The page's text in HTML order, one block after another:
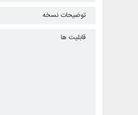
توضیحات نسخه
قابلیت ها